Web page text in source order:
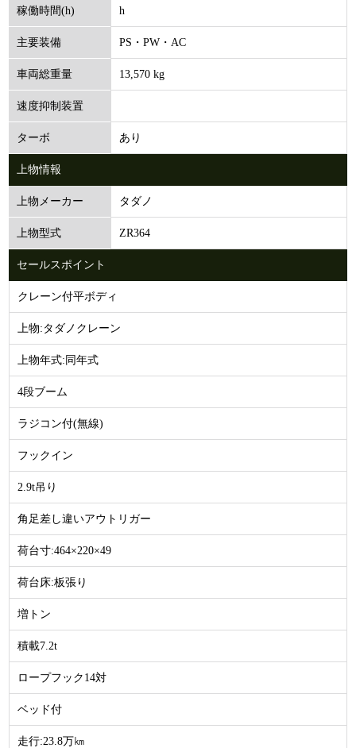
稼働時間(h) h
主要装備 PS・PW・AC
車両総重量 13,570 kg
速度抑制装置
ターボ あり
上物情報
上物メーカー タダノ
上物型式 ZR364
セールスポイント
クレーン付平ボディ
上物:タダノクレーン
上物年式:同年式
4段ブーム
ラジコン付(無線)
フックイン
2.9t吊り
角足差し違いアウトリガー
荷台寸:464×220×49
荷台床:板張り
増トン
積載7.2t
ロープフック14対
ベッド付
走行:23.8万㎞